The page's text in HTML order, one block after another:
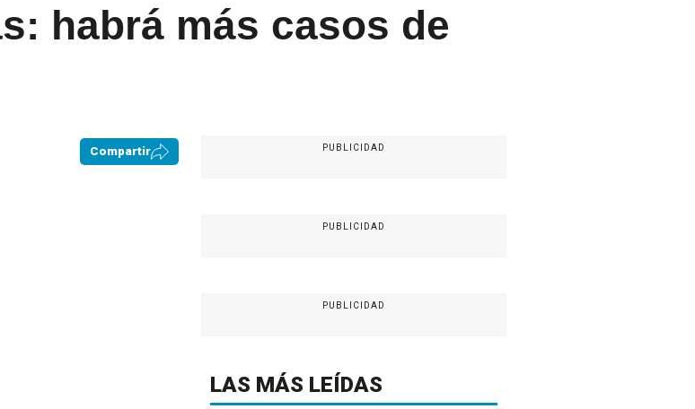
habrá más casos de
Compartir PUBLICIDAD
PUBLICIDAD
PUBLICIDAD
LAS MÁS LEÍDAS